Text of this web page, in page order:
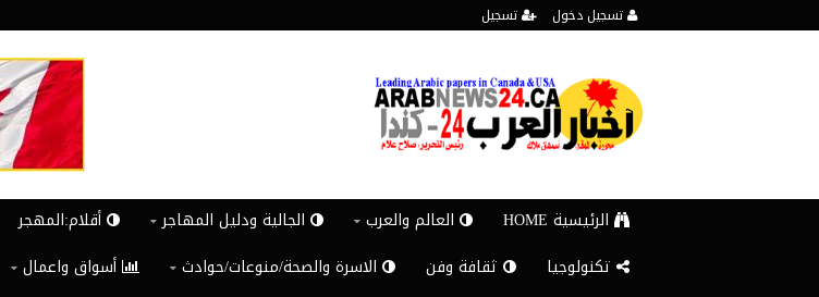
تسجيل دخول تسجيل
الرئيسية HOME العالم والعرب الجالية ودليل المهاجر أقلام:المهجر
تكنولوجيا
ثقافة وفن الاسرة والصحة/منوعات/حوادث أسواق واعمال